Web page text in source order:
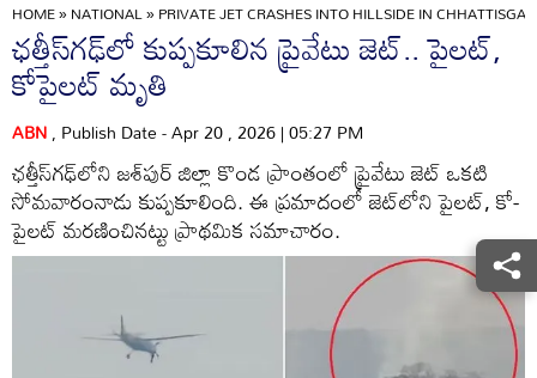
HOME»NATIONAL»PRIVATE JET CRASHES INTO HILLSIDE IN
ఛత్తీస్‌గఢ్‌లో కుప్పకూలిన ప్రైవేటు జెట్.. పైలట్,
కోపైలట్ మృతి
ABN, Publish Date - Apr 20 , 2026 | 05:27 PM
ఛత్తీస్‌గఢ్‌లోని జశ్‌పుర్ జిల్లా కొండ ప్రాంతంలో ప్రైవేటు జెట్ ఒకటి
సోమవారంనాడు కుప్పకూలింది. ఈ ప్రమాదంలో జెట్‌లోని పైలట్, కో-
పైలట్ మరణించినట్టు ప్రాథమిక సమాచారం.